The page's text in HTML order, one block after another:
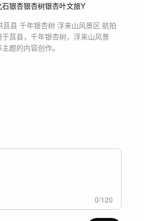
石银杏银杏树银杏叶文旅Y
莒县 千年银杏树 浮来山风景区 航拍
于莒县，千年银杏树，浮来山风景
主题的内容创作。
0/120